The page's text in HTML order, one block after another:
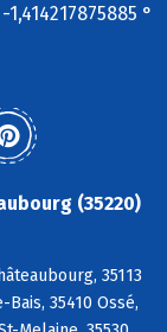
°
(35220)
35113
35410 Ossé,